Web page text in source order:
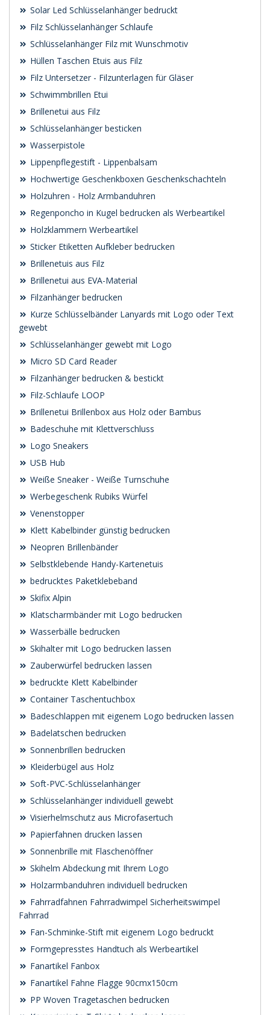
Solar Led Schlüsselanhänger bedruckt
Filz Schlüsselanhänger Schlaufe
Schlüsselanhänger Filz mit Wunschmotiv
Hüllen Taschen Etuis aus Filz
Filz Untersetzer - Filzunterlagen für Gläser
Schwimmbrillen Etui
Brillenetui aus Filz
Schlüsselanhänger besticken
Wasserpistole
Lippenpflegestift - Lippenbalsam
Hochwertige Geschenkboxen Geschenkschachteln
Holzuhren - Holz Armbanduhren
Regenponcho in Kugel bedrucken als Werbeartikel
Holzklammern Werbeartikel
Sticker Etiketten Aufkleber bedrucken
Brillenetuis aus Filz
Brillenetui aus EVA-Material
Filzanhänger bedrucken
Kurze Schlüsselbänder Lanyards mit Logo oder Text
gewebt
Schlüsselanhänger gewebt mit Logo
Micro SD Card Reader
Filzanhänger bedrucken & bestickt
Filz-Schlaufe LOOP
Brillenetui Brillenbox aus Holz oder Bambus
Badeschuhe mit Klettverschluss
Logo Sneakers
USB Hub
Weiße Sneaker - Weiße Turnschuhe
Werbegeschenk Rubiks Würfel
Venenstopper
Klett Kabelbinder günstig bedrucken
Neopren Brillenbänder
Selbstklebende Handy-Kartenetuis
bedrucktes Paketklebeband
Skifix Alpin
Klatscharmbänder mit Logo bedrucken
Wasserbälle bedrucken
Skihalter mit Logo bedrucken lassen
Zauberwürfel bedrucken lassen
bedruckte Klett Kabelbinder
Container Taschentuchbox
Badeschlappen mit eigenem Logo bedrucken lassen
Badelatschen bedrucken
Sonnenbrillen bedrucken
Kleiderbügel aus Holz
Soft-PVC-Schlüsselanhänger
Schlüsselanhänger individuell gewebt
Visierhelmschutz aus Microfasertuch
Papierfahnen drucken lassen
Sonnenbrille mit Flaschenöffner
Skihelm Abdeckung mit Ihrem Logo
Holzarmbanduhren individuell bedrucken
Fahrradfahnen Fahrradwimpel Sicherheitswimpel
Fahrrad
Fan-Schminke-Stift mit eigenem Logo bedruckt
Formgepresstes Handtuch als Werbeartikel
Fanartikel Fanbox
Fanartikel Fahne Flagge 90cmx150cm
PP Woven Tragetaschen bedrucken